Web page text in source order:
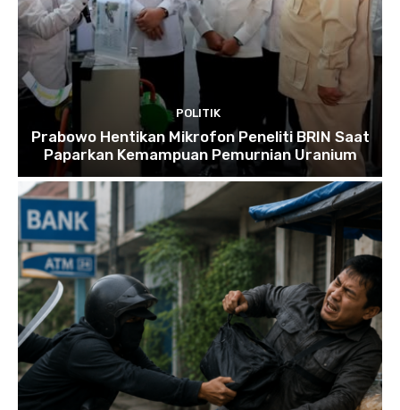
POLITIK
Prabowo Hentikan Mikrofon Peneliti BRIN Saat
Paparkan Kemampuan Pemurnian Uranium